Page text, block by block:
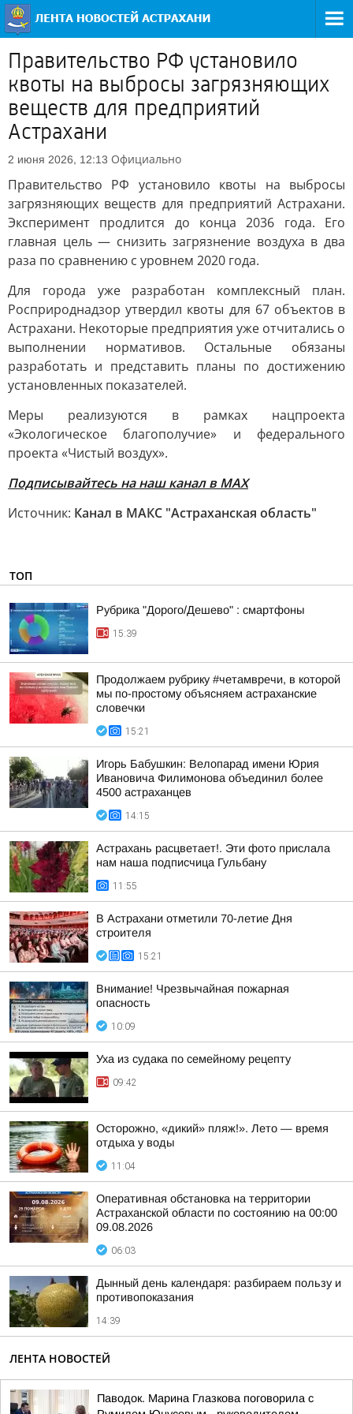
Правительство РФ установило
квоты на выбросы загрязняющих
веществ для предприятий
Астрахани
2 июня 2026, 12:13 Официально
Правительство РФ установило квоты на выбросы
загрязняющих веществ для предприятий Астрахани.
Эксперимент продлится до конца 2036 года. Его
главная цель — снизить загрязнение воздуха в два
раза по сравнению с уровнем 2020 года.
Для города уже разработан комплексный план.
Росприроднадзор утвердил квоты для 67 объектов в
Астрахани. Некоторые предприятия уже отчитались о
выполнении нормативов. Остальные обязаны
разработать и представить планы по достижению
установленных показателей.
Меры реализуются в рамках нацпроекта
«Экологическое благополучие» и федерального
проекта «Чистый воздух».
Подписывайтесь на наш канал в МАХ
Источник: Канал в МАКС "Астраханская область"
ТОП
Рубрика "Дорого/Дешево" : смартфоны
15:39
Продолжаем рубрику #четамвречи, в которой
мы по-простому объясняем астраханские
словечки
15:21
Игорь Бабушкин: Велопарад имени Юрия
Ивановича Филимонова объединил более
4500 астраханцев
14:15
Астрахань расцветает!. Эти фото прислала
нам наша подписчица Гульбану
11:55
В Астрахани отметили 70-летие Дня
строителя
15:21
Внимание! Чрезвычайная пожарная
опасность
10:09
Уха из судака по семейному рецепту
09:42
Осторожно, «дикий» пляж!». Лето — время
отдыха у воды
11:04
Оперативная обстановка на территории
Астраханской области по состоянию на 00:00
09.08.2026
06:03
Дынный день календаря: разбираем пользу и
противопоказания
14:39
ЛЕНТА НОВОСТЕЙ
Паводок. Марина Глазкова поговорила с